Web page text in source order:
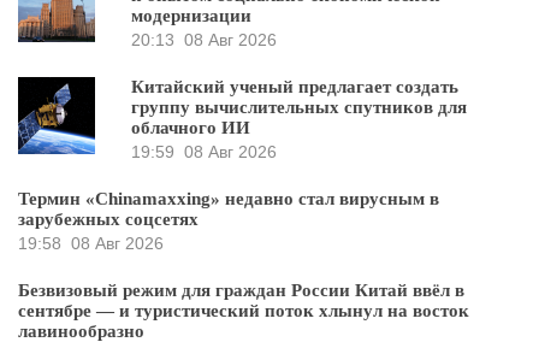
модернизации
20:13 08 Авг 2026
Китайский ученый предлагает создать
группу вычислительных спутников для
облачного ИИ
19:59 08 Авг 2026
Термин «Chinamaxxing» недавно стал вирусным в
зарубежных соцсетях
19:58 08 Авг 2026
Безвизовый режим для граждан России Китай ввёл в
сентябре — и туристический поток хлынул на восток
лавинообразно